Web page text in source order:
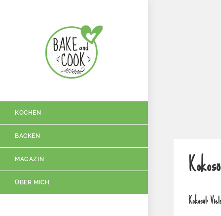
KOCHEN
BACKEN
MAGAZIN
ÜBER MICH
Kokosöl: